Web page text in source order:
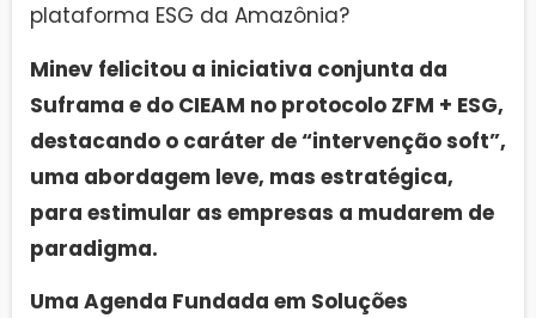
plataforma ESG da Amazônia?
Minev felicitou a iniciativa conjunta da
Suframa e do CIEAM no protocolo ZFM + ESG,
destacando o caráter de “intervenção soft”,
uma abordagem leve, mas estratégica,
para estimular as empresas a mudarem de
paradigma.
Uma Agenda Fundada em Soluções